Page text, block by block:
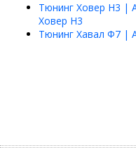
Тюнинг Ховер Н3 |
Ховер Н3
Тюнинг Хавал Ф7 |